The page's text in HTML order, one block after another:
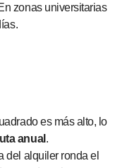
zonas universitarias
es más alto, lo
anual .
del alquiler ronda el